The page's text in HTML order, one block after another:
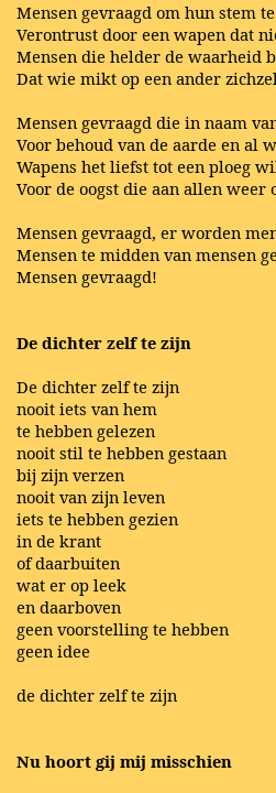
Mensen gevraagd om hun stem
Verontrust door een wapen dat
Mensen die helder de waarheid
Dat wie mikt op een ander
Mensen gevraagd die in naam
Voor behoud van de aarde en al
Wapens het liefst tot een ploeg
Voor de oogst die aan allen weer
Mensen gevraagd, er worden
Mensen te midden van mensen
Mensen gevraagd!
De dichter zelf te zijn
De dichter zelf te zijn
nooit iets van hem
te hebben gelezen
nooit stil te hebben gestaan
bij zijn verzen
nooit van zijn leven
iets te hebben gezien
in de krant
of daarbuiten
wat er op leek
en daarboven
geen voorstelling te hebben
geen idee
de dichter zelf te zijn
Nu hoort gij mij misschien